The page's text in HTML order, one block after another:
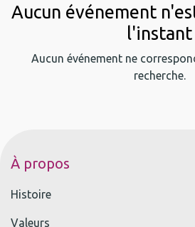
Aucun événement
l'instant
Aucun événement ne
recherche.
À propos
Histoire
Valeurs